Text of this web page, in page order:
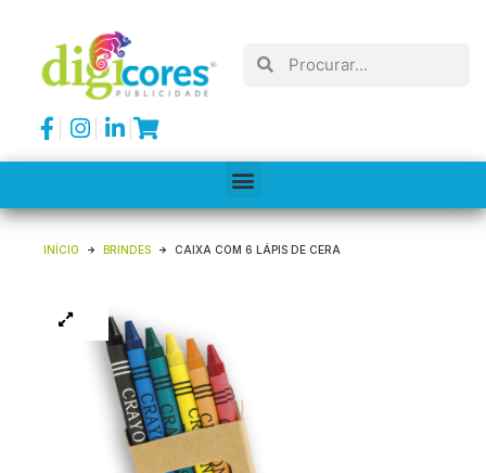
INÍCIO BRINDES CAIXA COM 6 LÁPIS DE CERA